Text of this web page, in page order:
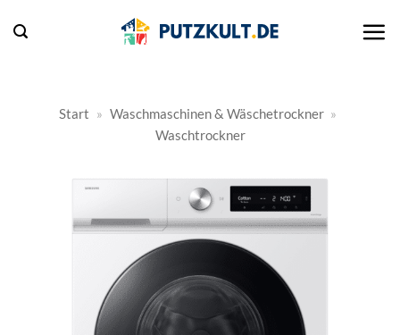
Inhalt
Start » Waschmaschinen & Wäschetrockner »
Waschtrockner